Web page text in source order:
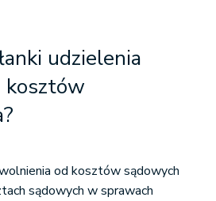
udzielenia
kosztów
od kosztów sądowych
sądowych w sprawach